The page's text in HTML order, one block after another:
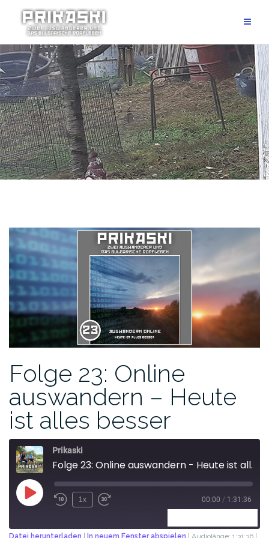
Folge 23: Online
auswandern – Heute
ist alles besser
Prikaski
Folge 23: Online auswandern - Heute ist alles besser
1x 00:00 / 1:31:36